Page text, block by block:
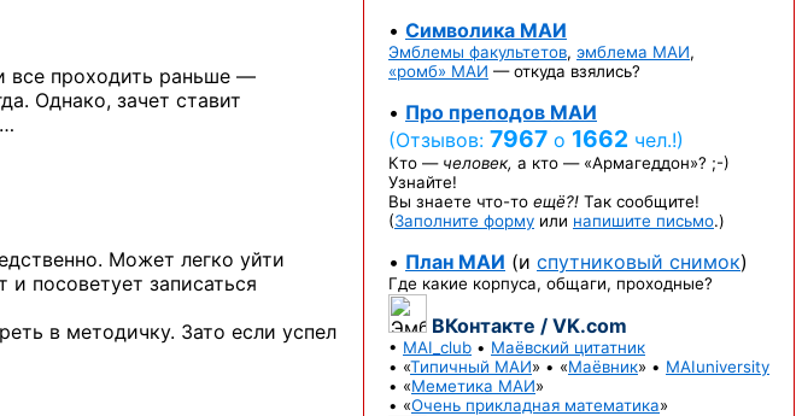
проходить раньше —
Однако, зачет ставит
Может легко уйти
посоветует записаться
в методичку. Зато если успел
• Символика МАИ
Эмблемы факультетов, эмблема МАИ,
«ромб» МАИ — откуда взялись?
• Про преподов МАИ
(Отзывов: 7967 о 1662 чел.!)
Кто — человек, а кто — «Армагеддон»? ;-)
Узнайте!
Вы знаете что-то ещё?! Так сообщите!
(Заполните форму или напишите письмо.)
• План МАИ (и спутниковый снимок)
Где какие корпуса, общаги, проходные?
ВКонтакте / VK.com
• MAI_club • Маёвский цитатник
• «Типичный МАИ» • «Маёвник» • MAIuniversity
• «Меметика МАИ»
• «Очень прикладная математика»